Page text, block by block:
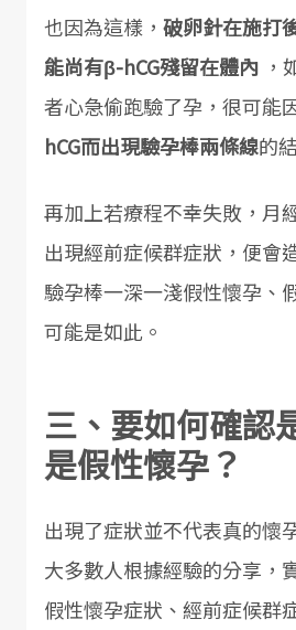
也因為這樣， 破卵針在施打
能尚有β-hCG殘留在體內 ，
者心急偷跑驗了孕，很可能
hCG而出現驗孕棒兩條線的
再加上若療程不幸失敗，月
出現經前症候群症狀，便會
驗孕棒一深一淺假性懷孕、
可能是如此。
三、要如何確認
是假性懷孕？
出現了症狀並不代表真的懷
大多數人根據經驗的分享，
假性懷孕症狀、經前症候群